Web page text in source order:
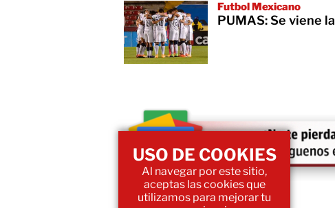
Futbol Mexicano
PUMAS: Se viene la
USO DE COOKIES
Al navegar por este sitio,
aceptas las cookies que
utilizamos para mejorar tu